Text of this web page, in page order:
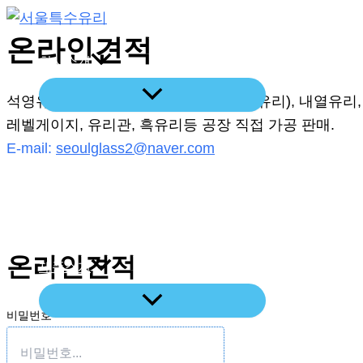
콘
텐
츠
건
너
뛰
회사소개
제품소개
온라인견적
석영유리 강화유리, 벽난로유리(세라믹유리), 내열유리,
레벨게이지, 유리관, 흑유리등 공장 직접 가공 판매.
E-mail: seoulglass2@naver.com
온라인견적
비밀번호